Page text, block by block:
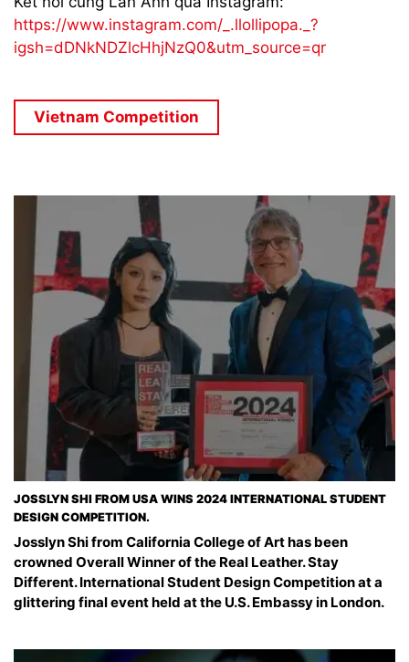
https://www.instagram.com/_.llollipopa._?
igsh=dDNkNDZlcHhjNzQ0&utm_source=qr
Vietnam Competition
JOSSLYN SHI FROM USA WINS 2024 INTERNATIONAL STUDENT
DESIGN COMPETITION.
Josslyn Shi from California College of Art has been
crowned Overall Winner of the Real Leather. Stay
Different. International Student Design Competition at a
glittering final event held at the U.S. Embassy in London.